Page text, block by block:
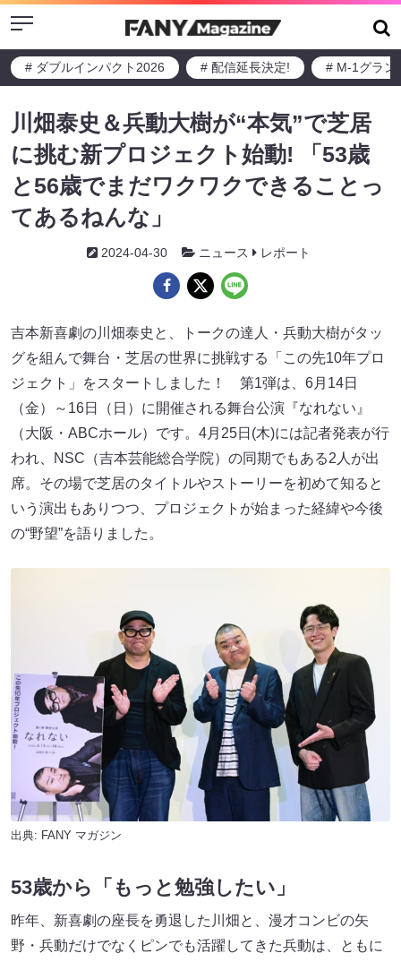
Menu
# ダブルインパクト2026 # 配信延長決定! # M-1グラン
川畑泰史＆兵動大樹が“本気”で芝居
に挑む新プロジェクト始動! 「53歳
と56歳でまだワクワクできることっ
てあるねんな」
2024-04-30 ニュース レポート
吉本新喜劇の川畑泰史と、トークの達人・兵動大樹がタッ
グを組んで舞台・芝居の世界に挑戦する「この先10年プロ
ジェクト」をスタートしました！ 第1弾は、6月14日
（金）～16日（日）に開催される舞台公演『なれない』
（大阪・ABCホール）です。4月25日(木)には記者発表が行
われ、NSC（吉本芸能総合学院）の同期でもある2人が出
席。その場で芝居のタイトルやストーリーを初めて知ると
いう演出もありつつ、プロジェクトが始まった経緯や今後
の“野望”を語りました。
出典: FANY マガジン
53歳から「もっと勉強したい」
昨年、新喜劇の座長を勇退した川畑と、漫才コンビの矢
野・兵動だけでなくピンでも活躍してきた兵動は、ともに